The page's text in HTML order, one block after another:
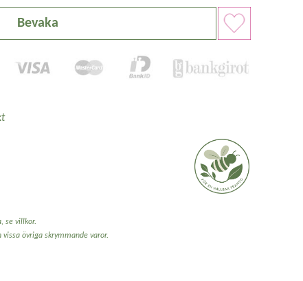
Bevaka
se villkor.
övriga skrymmande varor.